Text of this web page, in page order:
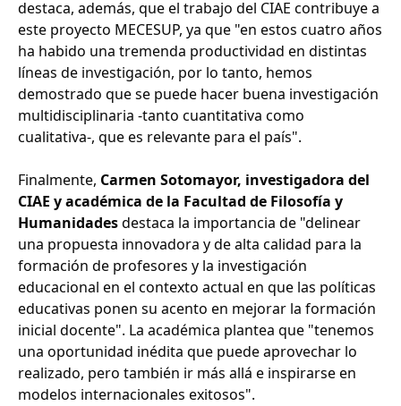
destaca, además, que el trabajo del CIAE contribuye a
este proyecto MECESUP, ya que "en estos cuatro años
ha habido una tremenda productividad en distintas
líneas de investigación, por lo tanto, hemos
demostrado que se puede hacer buena investigación
multidisciplinaria -tanto cuantitativa como
cualitativa-, que es relevante para el país".
Finalmente, Carmen Sotomayor, investigadora del
CIAE y académica de la Facultad de Filosofía y
Humanidadesdestaca la importancia de "delinear
una propuesta innovadora y de alta calidad para la
formación de profesores y la investigación
educacional en el contexto actual en que las políticas
educativas ponen su acento en mejorar la formación
inicial docente". La académica plantea que "tenemos
una oportunidad inédita que puede aprovechar lo
realizado, pero también ir más allá e inspirarse en
modelos internacionales exitosos".